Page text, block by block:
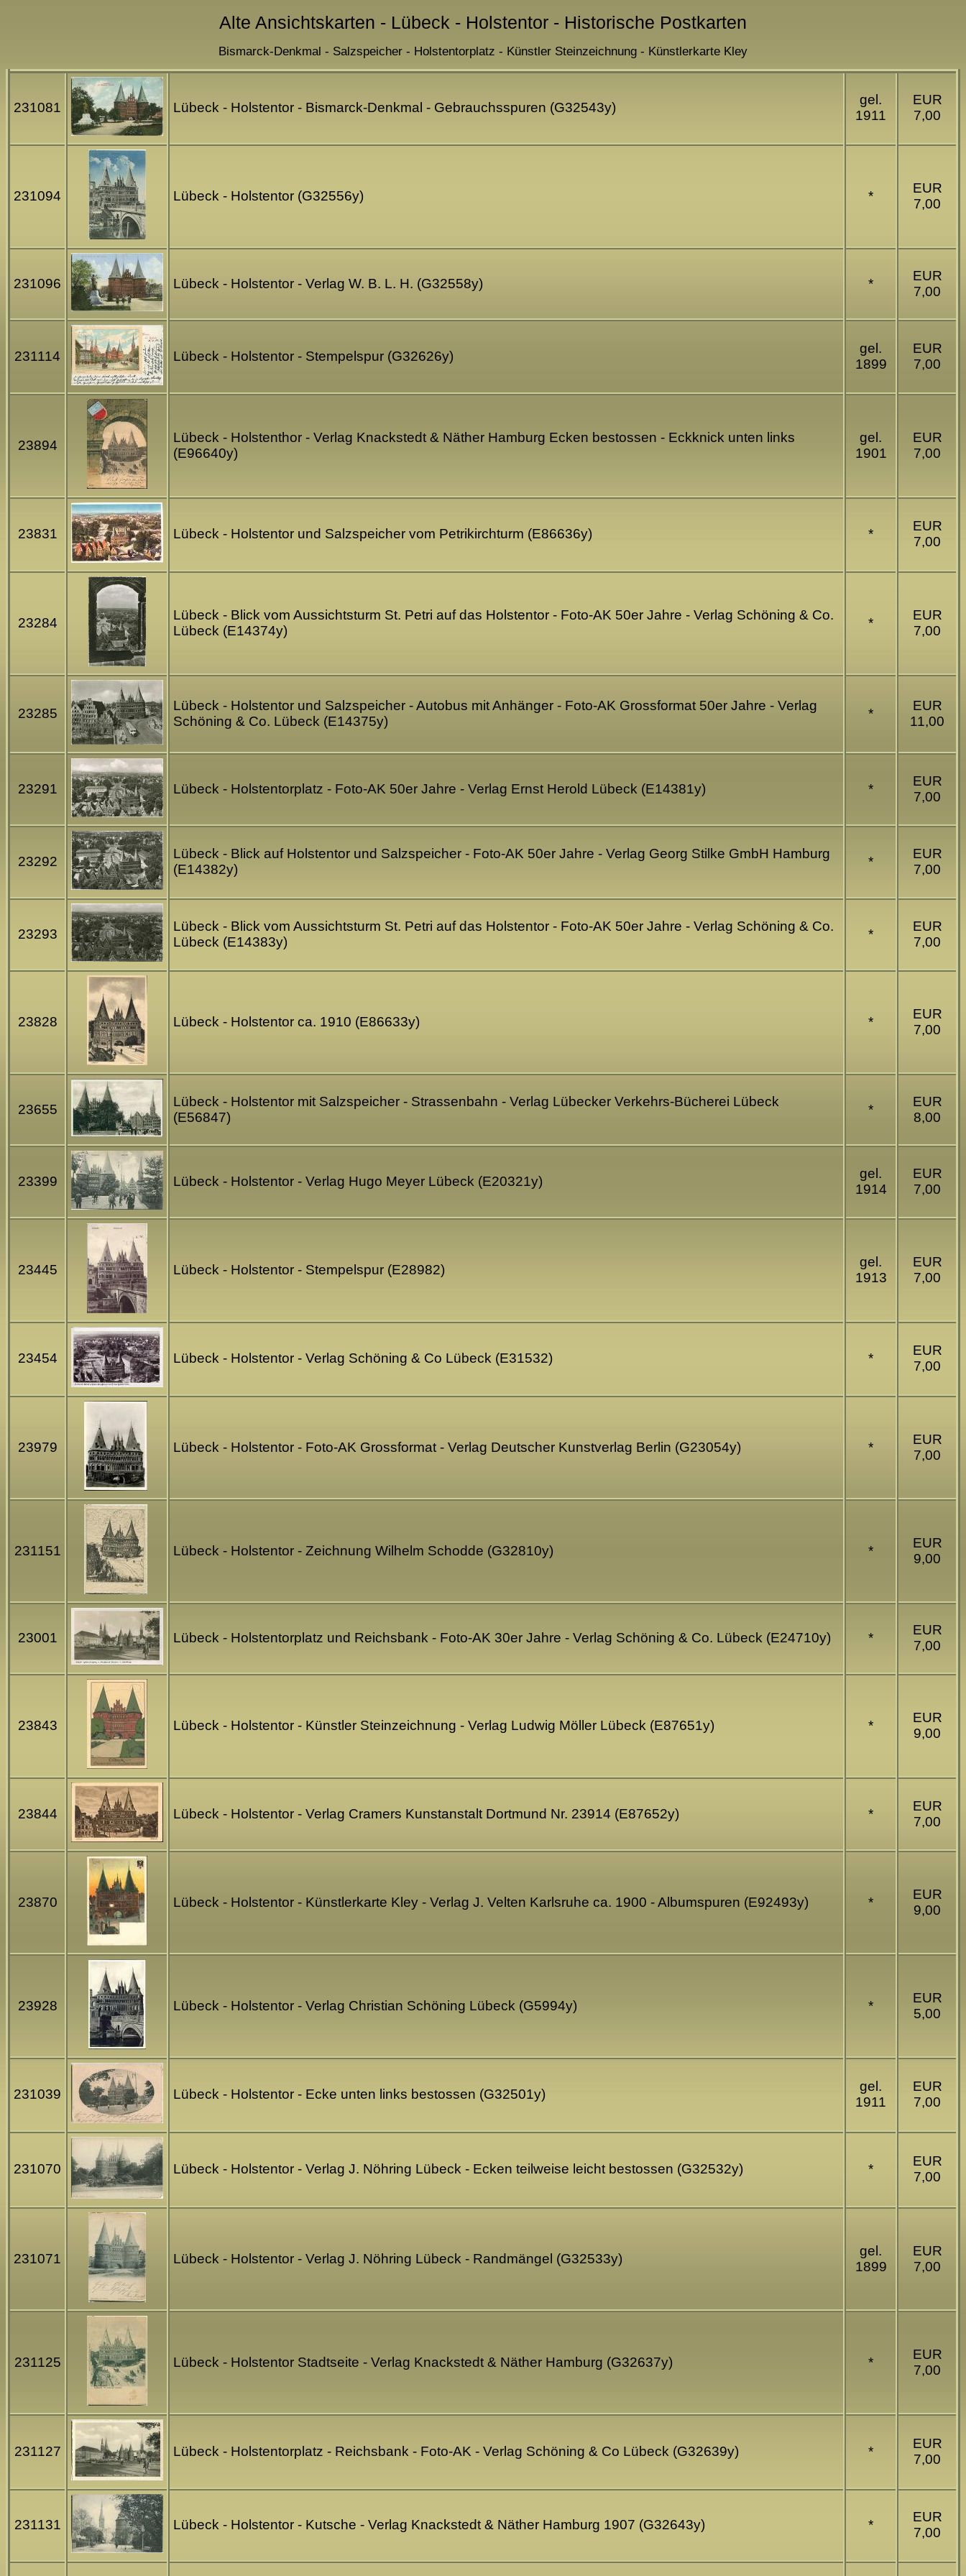
Alte Ansichtskarten - Lübeck - Holstentor - Historische Postkarten
Bismarck-Denkmal - Salzspeicher - Holstentorplatz - Künstler Steinzeichnung - Künstlerkarte Kley
231081 Lübeck - Holstentor - Bismarck-Denkmal - Gebrauchsspuren (G32543y)
gel.
1911
EUR
7,00
231094 Lübeck - Holstentor (G32556y) *
EUR
7,00
231096 Lübeck - Holstentor - Verlag W. B. L. H. (G32558y) *
EUR
7,00
231114 Lübeck - Holstentor - Stempelspur (G32626y)
gel.
1899
EUR
7,00
23894
Lübeck - Holstenthor - Verlag Knackstedt & Näther Hamburg Ecken bestossen - Eckknick unten links
(E96640y)
gel.
1901
EUR
7,00
23831 Lübeck - Holstentor und Salzspeicher vom Petrikirchturm (E86636y) *
EUR
7,00
23284
Lübeck - Blick vom Aussichtsturm St. Petri auf das Holstentor - Foto-AK 50er Jahre - Verlag Schöning & Co.
Lübeck (E14374y)
*
EUR
7,00
23285
Lübeck - Holstentor und Salzspeicher - Autobus mit Anhänger - Foto-AK Grossformat 50er Jahre - Verlag
Schöning & Co. Lübeck (E14375y)
*
EUR
11,00
23291 Lübeck - Holstentorplatz - Foto-AK 50er Jahre - Verlag Ernst Herold Lübeck (E14381y) *
EUR
7,00
23292
Lübeck - Blick auf Holstentor und Salzspeicher - Foto-AK 50er Jahre - Verlag Georg Stilke GmbH Hamburg
(E14382y)
*
EUR
7,00
23293
Lübeck - Blick vom Aussichtsturm St. Petri auf das Holstentor - Foto-AK 50er Jahre - Verlag Schöning & Co.
Lübeck (E14383y)
*
EUR
7,00
23828 Lübeck - Holstentor ca. 1910 (E86633y) *
EUR
7,00
23655
Lübeck - Holstentor mit Salzspeicher - Strassenbahn - Verlag Lübecker Verkehrs-Bücherei Lübeck
(E56847)
*
EUR
8,00
23399 Lübeck - Holstentor - Verlag Hugo Meyer Lübeck (E20321y)
gel.
1914
EUR
7,00
23445 Lübeck - Holstentor - Stempelspur (E28982)
gel.
1913
EUR
7,00
23454 Lübeck - Holstentor - Verlag Schöning & Co Lübeck (E31532) *
EUR
7,00
23979 Lübeck - Holstentor - Foto-AK Grossformat - Verlag Deutscher Kunstverlag Berlin (G23054y) *
EUR
7,00
231151 Lübeck - Holstentor - Zeichnung Wilhelm Schodde (G32810y) *
EUR
9,00
23001 Lübeck - Holstentorplatz und Reichsbank - Foto-AK 30er Jahre - Verlag Schöning & Co. Lübeck (E24710y) *
EUR
7,00
23843 Lübeck - Holstentor - Künstler Steinzeichnung - Verlag Ludwig Möller Lübeck (E87651y) *
EUR
9,00
23844 Lübeck - Holstentor - Verlag Cramers Kunstanstalt Dortmund Nr. 23914 (E87652y) *
EUR
7,00
23870 Lübeck - Holstentor - Künstlerkarte Kley - Verlag J. Velten Karlsruhe ca. 1900 - Albumspuren (E92493y) *
EUR
9,00
23928 Lübeck - Holstentor - Verlag Christian Schöning Lübeck (G5994y) *
EUR
5,00
231039 Lübeck - Holstentor - Ecke unten links bestossen (G32501y)
gel.
1911
EUR
7,00
231070 Lübeck - Holstentor - Verlag J. Nöhring Lübeck - Ecken teilweise leicht bestossen (G32532y) *
EUR
7,00
231071 Lübeck - Holstentor - Verlag J. Nöhring Lübeck - Randmängel (G32533y)
gel.
1899
EUR
7,00
231125 Lübeck - Holstentor Stadtseite - Verlag Knackstedt & Näther Hamburg (G32637y) *
EUR
7,00
231127 Lübeck - Holstentorplatz - Reichsbank - Foto-AK - Verlag Schöning & Co Lübeck (G32639y) *
EUR
7,00
231131 Lübeck - Holstentor - Kutsche - Verlag Knackstedt & Näther Hamburg 1907 (G32643y) *
EUR
7,00